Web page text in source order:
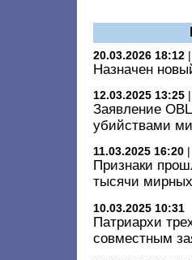
20.03.2026 18:12
Назначен
12.03.2025 13:25
Заявление
убийствами
11.03.2025 16:20
Признаки
тысячи
10.03.2025 10:31
Патриархи
совместным